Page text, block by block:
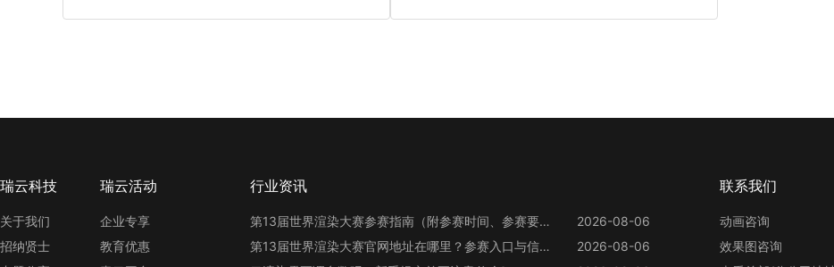
瑞云科技
关于我们
招纳贤士
瑞云活动
企业专享
教育优惠
行业资讯
第13届世界渲染大赛参赛指南（附参赛时间、参赛要求、赛事奖励等）
2026-08-06
第13届世界渲染大赛官网地址在哪里？参赛入口与信息整理
2026-08-06
联系我们
动画咨询
效果图咨询